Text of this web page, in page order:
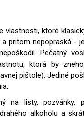
vlastnosti, ktoré
pritom nepopraská -
Pečatný
ktorá by
pištole). Jediné
na listy, pozvánky,
alkoholu a